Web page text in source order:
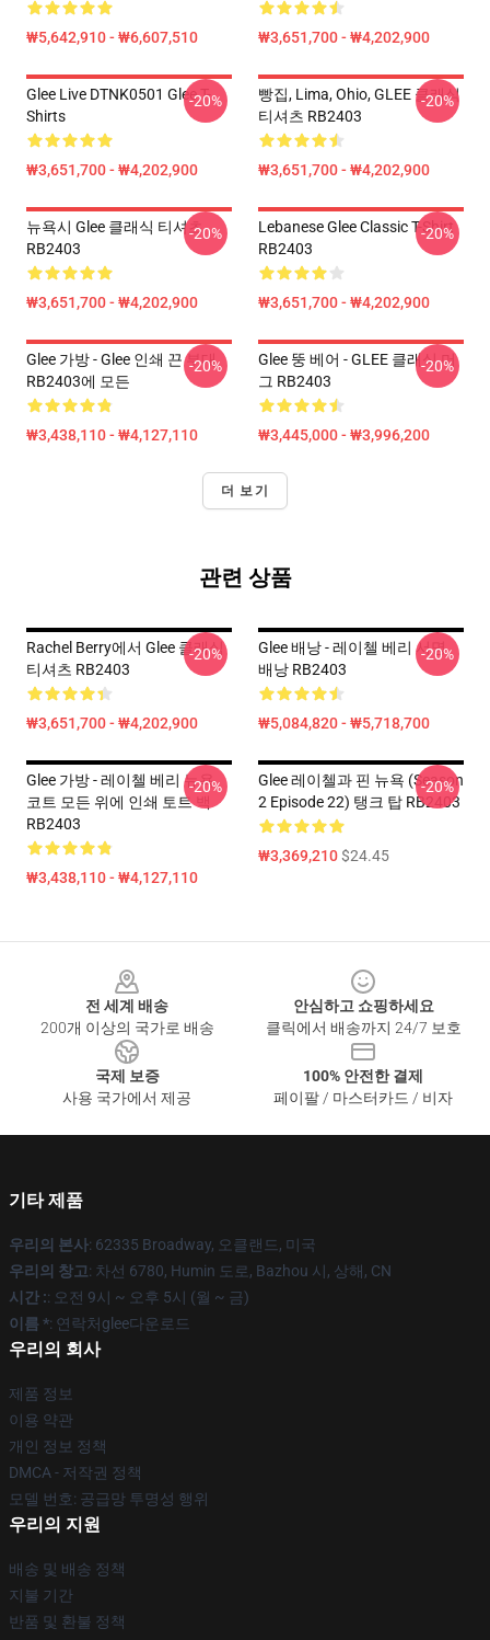
₩5,642,910 - ₩6,607,510 ₩3,651,700 - ₩4,202,900
Glee Live DTNK0501 Glee T-
Shirts
₩3,651,700 - ₩4,202,900
-20%
빵집, Lima, Ohio, GLEE 클래식
티셔츠 RB2403
₩3,651,700 - ₩4,202,900
-20%
뉴욕시 Glee 클래식 티셔츠
RB2403
₩3,651,700 - ₩4,202,900
-20%
Lebanese Glee Classic T-Shirt
RB2403
₩3,651,700 - ₩4,202,900
-20%
Glee 가방 - Glee 인쇄 끈 부대
RB2403에 모든
₩3,438,110 - ₩4,127,110
-20%
Glee 뚱 베어 - GLEE 클래식 머
그 RB2403
₩3,445,000 - ₩3,996,200
-20%
더 보기
관련 상품
Rachel Berry에서 Glee 클래식
티셔츠 RB2403
₩3,651,700 - ₩4,202,900
-20%
Glee 배낭 - 레이첼 베리 서명
배낭 RB2403
₩5,084,820 - ₩5,718,700
-20%
Glee 가방 - 레이첼 베리 뉴욕
코트 모든 위에 인쇄 토트 백
RB2403
₩3,438,110 - ₩4,127,110
-20%
Glee 레이첼과 핀 뉴욕 (Season
2 Episode 22) 탱크 탑 RB2403
₩3,369,210$24.45
-20%
전 세계 배송
200개 이상의 국가로 배송
안심하고 쇼핑하세요
클릭에서 배송까지 24/7 보호
국제 보증
사용 국가에서 제공
100% 안전한 결제
페이팔 / 마스터카드 / 비자
기타 제품
우리의 본사: 62335 Broadway, 오클랜드, 미국
우리의 창고: 차선 6780, Humin 도로, Bazhou 시, 상해, CN
시간 :: 오전 9시 ~ 오후 5시 (월 ~ 금)
이름 *: 연락처glee다운로드
우리의 회사
제품 정보
이용 약관
개인 정보 정책
DMCA - 저작권 정책
모델 번호: 공급망 투명성 행위
우리의 지원
배송 및 배송 정책
지불 기간
반품 및 환불 정책